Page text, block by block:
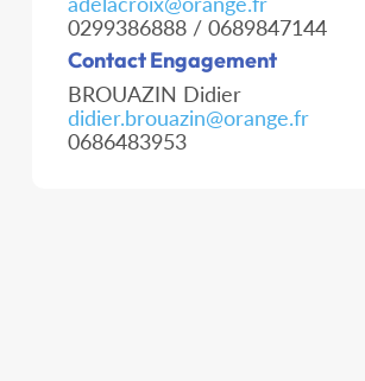
0299386888 / 0689847144
Contact Engagement
BROUAZIN Didier
didier.brouazin@orange.fr
0686483953